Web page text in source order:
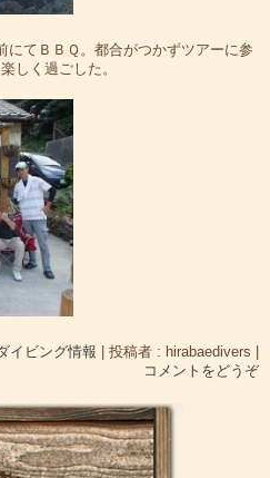
にてＢＢＱ。都合がつかずツアーに参
しく過ごした。
イビング情報 | 投稿者 : hirabaedivers |
コメントをどうぞ